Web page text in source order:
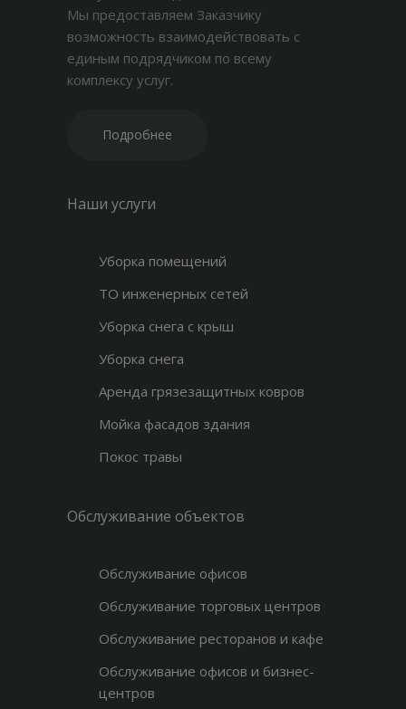
Мы предоставляем Заказчику
возможность взаимодействовать с
единым подрядчиком по всему
комплексу услуг.
Подробнее
Наши услуги
Уборка помещений
ТО инженерных сетей
Уборка снега с крыш
Уборка снега
Аренда грязезащитных ковров
Мойка фасадов здания
Покос травы
Обслуживание объектов
Обслуживание офисов
Обслуживание торговых центров
Обслуживание ресторанов и кафе
Обслуживание офисов и бизнес-
центров